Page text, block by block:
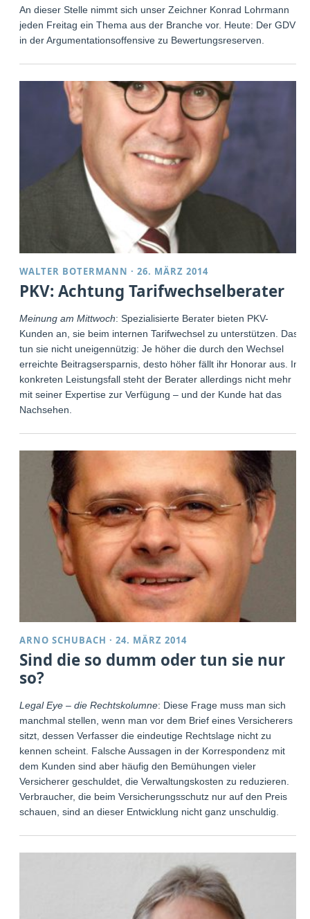
An dieser Stelle nimmt sich unser Zeichner Konrad Lohrmann
jeden Freitag ein Thema aus der Branche vor. Heute: Der GDV
in der Argumentationsoffensive zu Bewertungsreserven.
WALTER BOTERMANN ·26. MÄRZ 2014
PKV: Achtung Tarifwechselberater
Meinung am Mittwoch: Spezialisierte Berater bieten PKV-
Kunden an, sie beim internen Tarifwechsel zu unterstützen. Das
tun sie nicht uneigennützig: Je höher die durch den Wechsel
erreichte Beitragsersparnis, desto höher fällt ihr Honorar aus. Im
konkreten Leistungsfall steht der Berater allerdings nicht mehr
mit seiner Expertise zur Verfügung – und der Kunde hat das
Nachsehen.
ARNO SCHUBACH ·24. MÄRZ 2014
Sind die so dumm oder tun sie nur
so?
Legal Eye – die Rechtskolumne: Diese Frage muss man sich
manchmal stellen, wenn man vor dem Brief eines Versicherers
sitzt, dessen Verfasser die eindeutige Rechtslage nicht zu
kennen scheint. Falsche Aussagen in der Korrespondenz mit
dem Kunden sind aber häufig den Bemühungen vieler
Versicherer geschuldet, die Verwaltungskosten zu reduzieren.
Verbraucher, die beim Versicherungsschutz nur auf den Preis
schauen, sind an dieser Entwicklung nicht ganz unschuldig.